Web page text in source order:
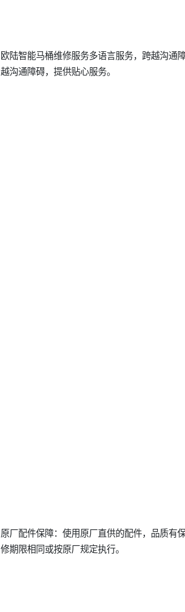
欧陆智能马桶维修服务多语言服务，跨越沟通
越沟通障碍，提供贴心服务。
原厂配件保障：使用原厂直供的配件，品质有
修期限相同或按原厂规定执行。